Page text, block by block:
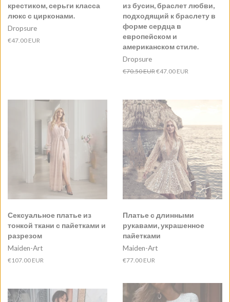
крестиком, серьги класса
люкс с цирконами.
Dropsure
Обычная
€47.00 EUR
из бусин, браслет любви,
подходящий к браслету в
форме сердца в
европейском и
американском стиле.
Dropsure
Обычная
€70.50 EURЦена
€47.00 EUR
Сексуальное платье из
тонкой ткани с пайетками и
разрезом
Maiden-Art
Обычная
€107.00 EUR
Платье с длинными
рукавами, украшенное
пайетками
Maiden-Art
Обычная
€77.00 EUR